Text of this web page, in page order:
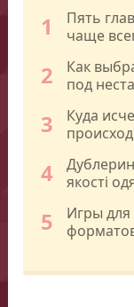
1
Пять
чаще
2
Как
под
3
Куда
4
якості
5
Игры